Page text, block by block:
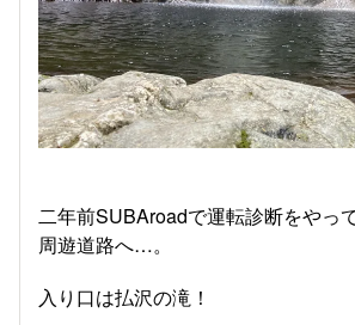
二年前SUBAroadで運転診断をやっ
周遊道路へ…。
入り口は払沢の滝！